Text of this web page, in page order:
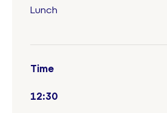
Lunch
Time
12:30